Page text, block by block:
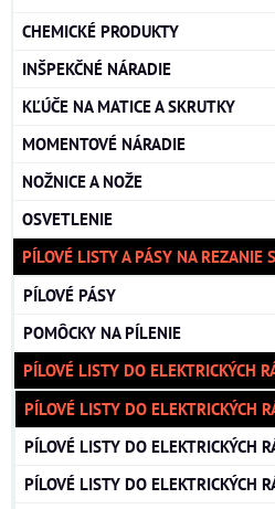
CHEMICKÉ PRODUKTY
INŠPEKČNÉ NÁRADIE
KĽÚČE NA MATICE A SKRUTKY
MOMENTOVÉ NÁRADIE
NOŽNICE A NOŽE
OSVETLENIE
PÍLOVÉ LISTY A PÁSY NA REZANIE
PÍLOVÉ PÁSY
POMÔCKY NA PÍLENIE
PÍLOVÉ LISTY DO ELEKTRICKÝCH
PÍLOVÉ LISTY DO ELEKTRICKÝCH
PÍLOVÉ LISTY DO ELEKTRICKÝCH
PÍLOVÉ LISTY DO ELEKTRICKÝCH